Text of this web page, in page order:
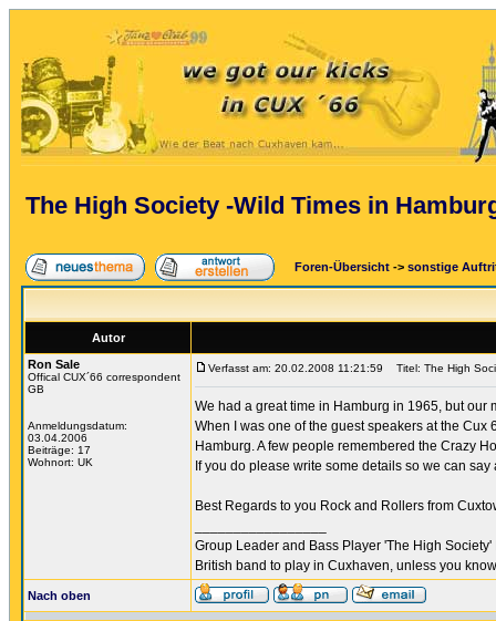
The High Society -Wild Times in
Foren-Übersicht -> sonstige
Autor
Ron Sale
Offical CUX´66 correspondent
GB
Anmeldungsdatum:
03.04.2006
Beiträge: 17
Wohnort: UK
Verfasst am: 20.02.2008 11:21:59 Titel: The High
We had a great time in Hamburg in 1965, but our
When I was one of the guest speakers at the
Hamburg. A few people remembered the Crazy
If you do please write some details so we can
Best Regards to you Rock and Rollers from
Group Leader and Bass Player 'The High
British band to play in Cuxhaven, unless you
Nach oben